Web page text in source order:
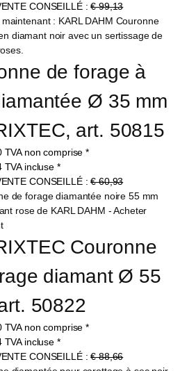
CONSEILLÉ :€ 99,13
de forage à
Ø 35 mm
art. 50815
TVA non comprise *
TVA incluse *
CONSEILLÉ :€ 60,93
Couronne
diamant Ø 55
50822
TVA non comprise *
TVA incluse *
CONSEILLÉ :€ 88,66